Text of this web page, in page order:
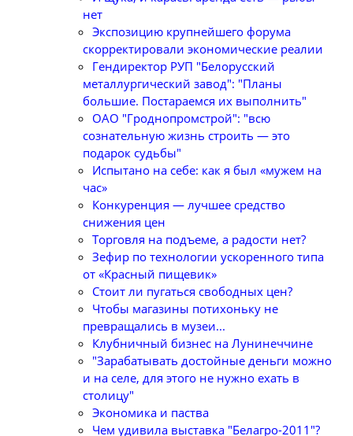
нет
Экспозицию крупнейшего форума
скорректировали экономические реалии
Гендиректор РУП "Белорусский
металлургический завод": "Планы
большие. Постараемся их выполнить"
ОАО "Гроднопромстрой": "всю
сознательную жизнь строить — это
подарок судьбы"
Испытано на себе: как я был «мужем на
час»
Конкуренция — лучшее средство
снижения цен
Торговля на подъеме, а радости нет?
Зефир по технологии ускоренного типа
от «Красный пищевик»
Стоит ли пугаться свободных цен?
Чтобы магазины потихоньку не
превращались в музеи...
Клубничный бизнес на Лунинеччине
"Зарабатывать достойные деньги можно
и на селе, для этого не нужно ехать в
столицу"
Экономика и паства
Чем удивила выставка "Белагро-2011"?